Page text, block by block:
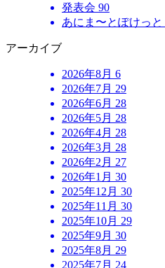
発表会 90
あにま〜とぽけっと
アーカイブ
2026年8月 6
2026年7月 29
2026年6月 28
2026年5月 28
2026年4月 28
2026年3月 28
2026年2月 27
2026年1月 30
2025年12月 30
2025年11月 30
2025年10月 29
2025年9月 30
2025年8月 29
2025年7月 24